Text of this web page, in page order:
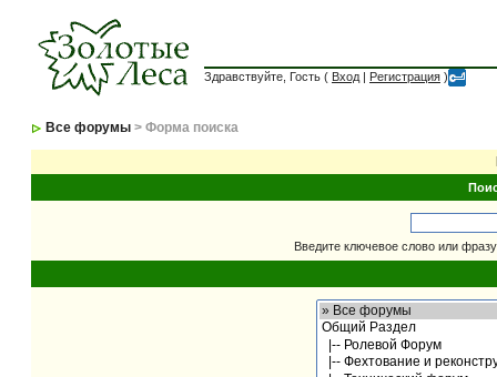
Здравствуйте, Гость ( Вход | Регистрация )
Все форумы > Форма поиска
Введите ключевое слово или